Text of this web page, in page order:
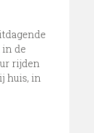
de
rijden
huis, in